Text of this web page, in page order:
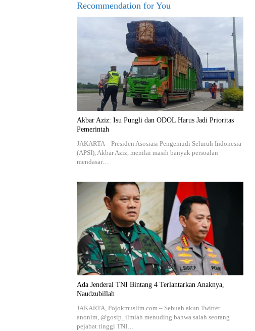
Recommendation for You
Akbar Aziz: Isu Pungli dan ODOL Harus Jadi Prioritas
Pemerintah
JAKARTA – Presiden Asosiasi Pengemudi Seluruh Indonesia
(APSI), Akbar Aziz, menilai masih banyak persoalan
mendasar…
Ada Jenderal TNI Bintang 4 Terlantarkan Anaknya,
Naudzubillah
JAKARTA, Pojokmuslim.com – Sebuah akun Twitter
anonim, @gosip_ilmiah menuding bahwa salah seorang
pejabat tinggi TNI…